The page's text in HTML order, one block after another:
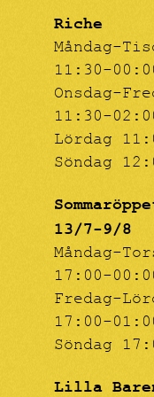
Riche
Måndag-
11:30-
Onsdag-
11:30-
Lördag
Söndag
13/7-9/8
Måndag-
17:00-
Fredag-
17:00-
Söndag
Lilla